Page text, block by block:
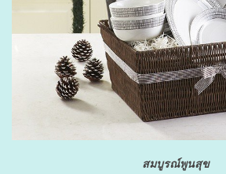
สมบูรณ์พูนสุข